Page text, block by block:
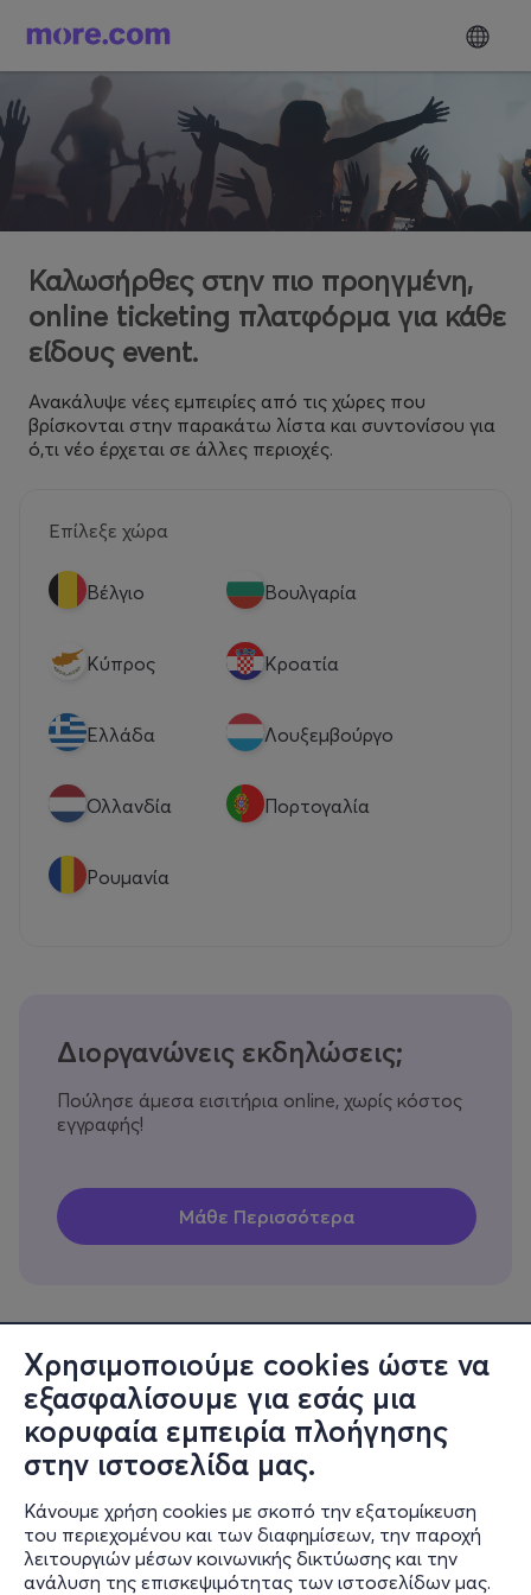
Χρησιμοποιούμε cookies ώστε να
εξασφαλίσουμε για εσάς μια
κορυφαία εμπειρία πλοήγησης
στην ιστοσελίδα μας.
Κάνουμε χρήση cookies με σκοπό την εξατομίκευση
του περιεχομένου και των διαφημίσεων, την παροχή
λειτουργιών μέσων κοινωνικής δικτύωσης και την
ανάλυση της επισκεψιμότητας των ιστοσελίδων μας.
Καλωσήρθες στην πιο προηγμένη,
online ticketing πλατφόρμα για κάθε
είδους event.
Ανακάλυψε νέες εμπειρίες από τις χώρες που
βρίσκονται στην παρακάτω λίστα και συντονίσου για
ό,τι νέο έρχεται σε άλλες περιοχές.
Επίλεξε χώρα
Βέλγιο Βουλγαρία
Κύπρος Κροατία
Eλλάδα Λουξεμβούργο
Ολλανδία Πορτογαλία
Ρουμανία
Διοργανώνεις εκδηλώσεις;
Πούλησε άμεσα εισιτήρια online, χωρίς κόστος
εγγραφής!
Πληροφορίες
Υποστήριξη
Stay Connected